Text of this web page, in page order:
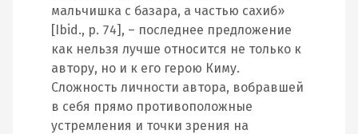
мальчишка с базара, а частью сахиб»
[Ibid., p. 74], – последнее предложение
как нельзя лучше относится не только к
автору, но и к его герою Киму.
Сложность личности автора, вобравшей
в себя прямо противоположные
устремления и точки зрения на